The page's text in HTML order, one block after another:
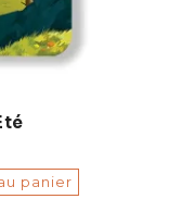
panier